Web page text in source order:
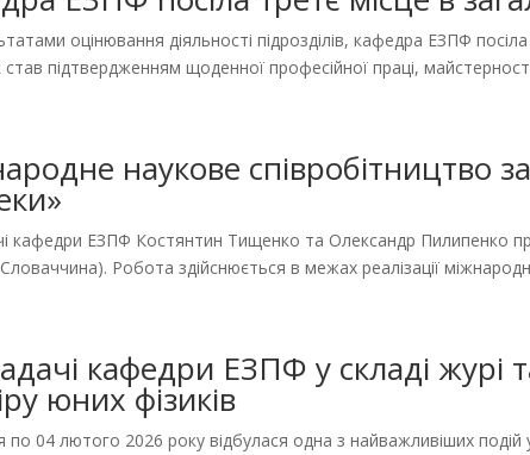
оцінювання діяльності підрозділів, кафедра ЕЗПФ
став підтвердженням щоденної професійної праці,
наукове
кафедри ЕЗПФ Костянтин Тищенко та Олександр Пилипенко
Робота здійснюється в межах реалізації
кафедри ЕЗПФ у складі журі
юних фізиків
по 04 лютого 2026 року відбулася одна з найважливіших подій